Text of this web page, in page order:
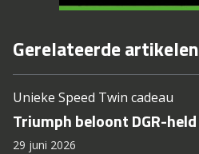
Gerelateerde artikelen
Unieke Speed Twin cadeau
Triumph beloont DGR-held
29 juni 2026